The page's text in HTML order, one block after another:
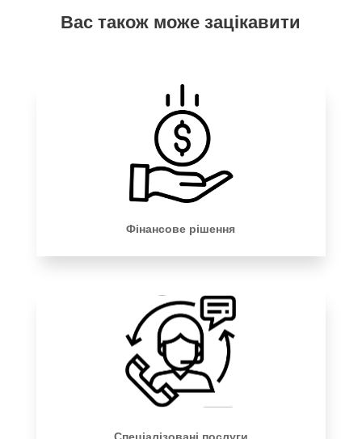
Вас також може зацікавити
Фінансове рішення
Спеціалізовані послуги